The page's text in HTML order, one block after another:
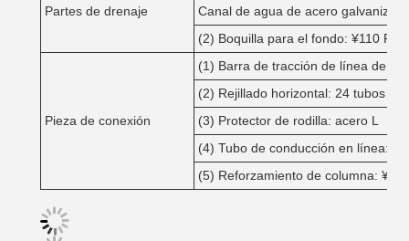
Partes de drenaje
Canal de agua de acero
(2) Boquilla para el fondo: ¥110
Pieza de conexión
(1) Barra de tracción de línea de
(2) Rejillado horizontal: 24 tubos
(3) Protector de rodilla: acero L
(4) Tubo de conducción en línea:
(5) Reforzamiento de columna: ¥24